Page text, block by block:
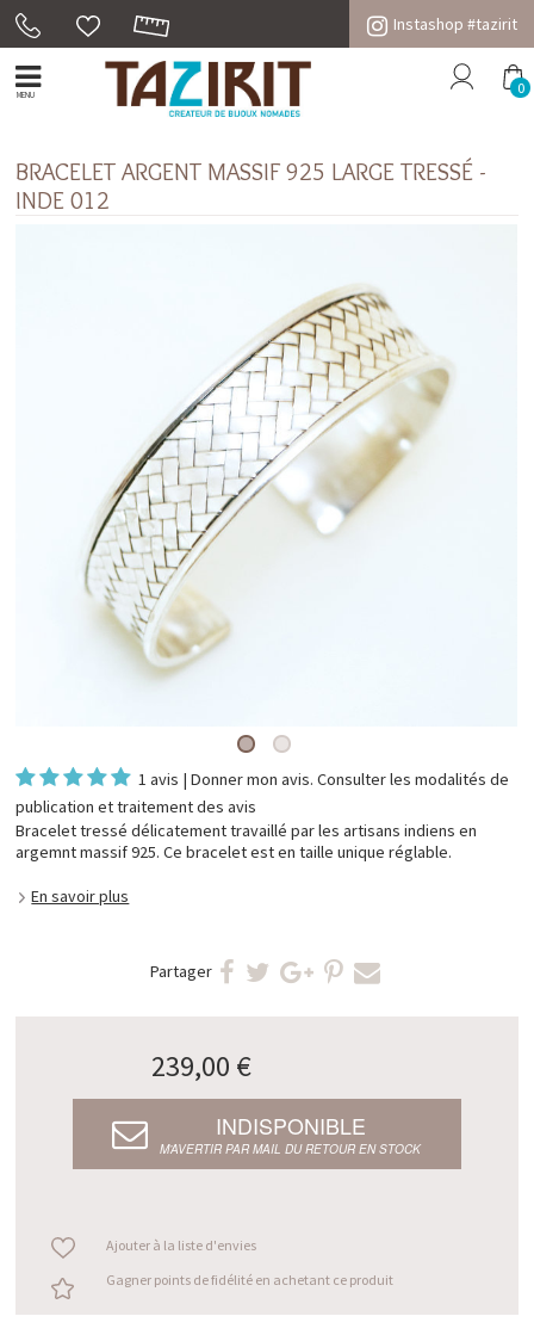
Instashop #tazirit
MENU 0
BRACELET ARGENT MASSIF 925 LARGE TRESSÉ -
INDE 012
1 avis |Donner mon avis. Consulter lesmodalités de
publication et traitement des avis
Bracelet tressé délicatement travaillé par les artisans indiens en
argemnt massif 925. Ce bracelet est en taille unique réglable.
En savoir plus
Partager
239,00 €
INDISPONIBLE
M’AVERTIR PAR MAIL DU RETOUR EN STOCK
Ajouter à la liste d'envies
Gagner points de fidélité en achetant ce produit